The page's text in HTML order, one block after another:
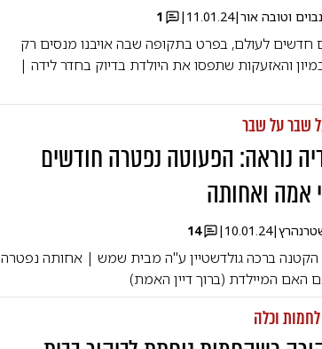
וטובה אור|
11.01.24
|
1
חדשים לעולם, בפרט בתקופה שבה אויבנו מנסים רק
והאזעקות שתפסו את היולדת בדיוק בחדר לידה |
שבר על שבר
נוראה: הפעוטה נפטרה חודשים
אמה ואחותה
|
10.01.24
|
14
ברכה גולדשטיין ע"ה מבית שמש | אחותה נפטרה
האם המיילדת (ברוך דיין האמת)
וכלה